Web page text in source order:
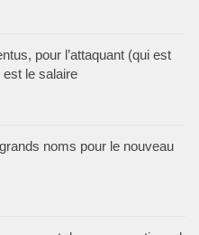
pour l’attaquant (qui est
le salaire
noms pour le nouveau